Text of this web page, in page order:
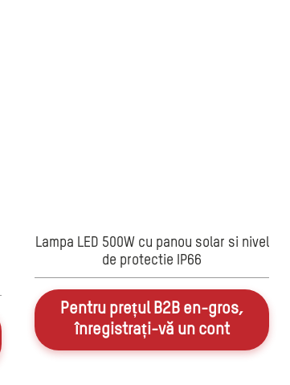
Lampa LED 500W cu panou solar si nivel
de protectie IP66
Pentru prețul B2B en-gros,
înregistrați-vă un cont